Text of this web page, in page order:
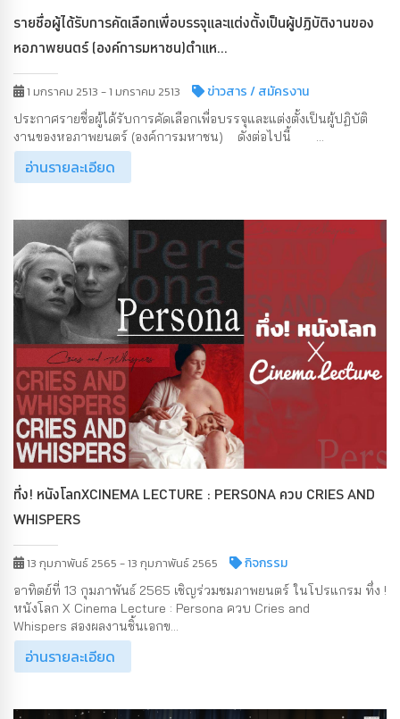
รายชื่อผู้ได้รับการคัดเลือกเพื่อบรรจุและแต่งตั้งเป็นผู้ปฏิบัติงานของ
หอภาพยนตร์ (องค์การมหาชน)ตำแห...
1 มกราคม 2513 - 1 มกราคม 2513 ข่าวสาร/ สมัครงาน
ประกาศรายชื่อผู้ได้รับการคัดเลือกเพื่อบรรจุและแต่งตั้งเป็นผู้ปฏิบัติ
งานของหอภาพยนตร์ (องค์การมหาชน) ดังต่อไปนี้ ...
อ่านรายละเอียด
ทึ่ง! หนังโลกXCINEMA LECTURE : PERSONA ควบ CRIES AND
WHISPERS
13 กุมภาพันธ์ 2565 - 13 กุมภาพันธ์ 2565 กิจกรรม
อาทิตย์ที่ 13 กุมภาพันธ์ 2565 เชิญร่วมชมภาพยนตร์ ในโปรแกรม ทึ่ง !
หนังโลก X Cinema Lecture : Persona ควบ Cries and
Whispers สองผลงานชิ้นเอกข...
อ่านรายละเอียด